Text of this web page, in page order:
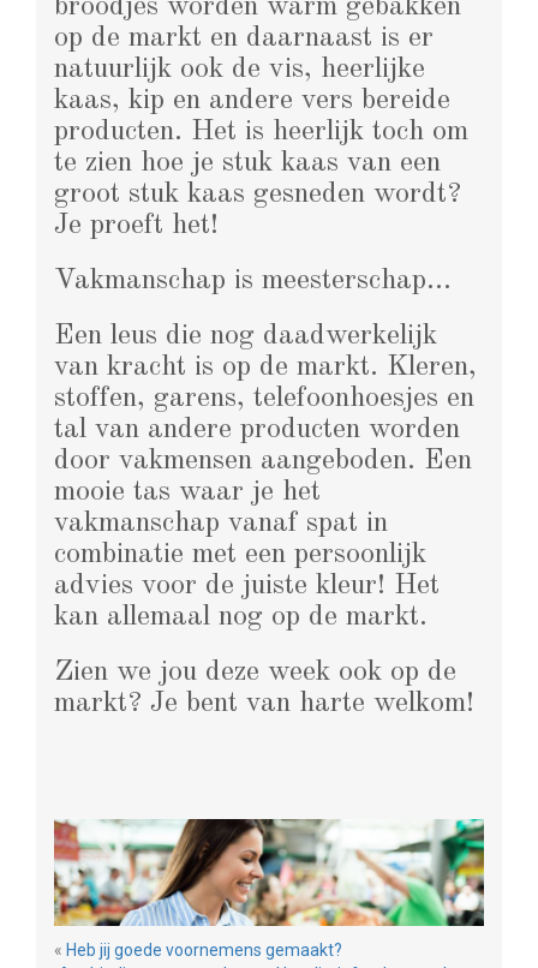
broodjes worden warm gebakken
op de markt en daarnaast is er
natuurlijk ook de vis, heerlijke
kaas, kip en andere vers bereide
producten. Het is heerlijk toch om
te zien hoe je stuk kaas van een
groot stuk kaas gesneden wordt?
Je proeft het!
Vakmanschap is meesterschap…
Een leus die nog daadwerkelijk
van kracht is op de markt. Kleren,
stoffen, garens, telefoonhoesjes en
tal van andere producten worden
door vakmensen aangeboden. Een
mooie tas waar je het
vakmanschap vanaf spat in
combinatie met een persoonlijk
advies voor de juiste kleur! Het
kan allemaal nog op de markt.
Zien we jou deze week ook op de
markt? Je bent van harte welkom!
« Heb jij goede voornemens gemaakt?